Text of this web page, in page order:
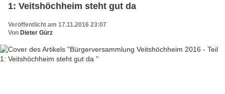
1: Veitshöchheim steht gut da
Veröffentlicht am 17.11.2016 23:07
Von Dieter Gürz